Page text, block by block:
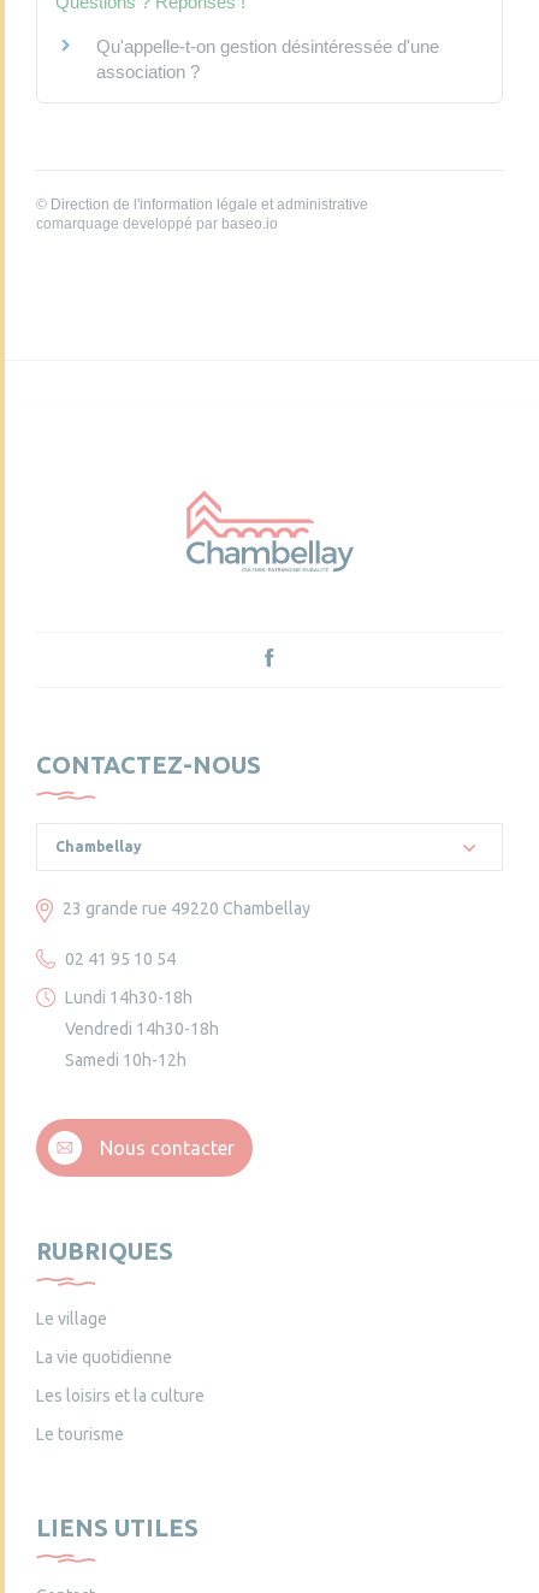
Qu'appelle-t-on gestion désintéressée d'une
association ?
© Direction de l'information légale et administrative
comarquage developpé par baseo.io
CONTACTEZ-NOUS
Chambellay
23 grande rue 49220 Chambellay
02 41 95 10 54
Lundi 14h30-18h
Vendredi 14h30-18h
Samedi 10h-12h
Nous contacter
RUBRIQUES
Le village
La vie quotidienne
Les loisirs et la culture
Le tourisme
LIENS UTILES